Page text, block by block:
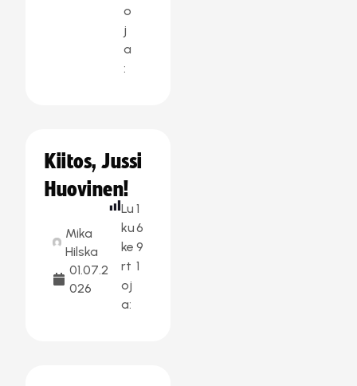
o
j
a
:
Kiitos, Jussi
Huovinen!
Mika
Hilska
01.07.2
026
Lu
ku
ke
rt
oj
a:
1
6
9
1